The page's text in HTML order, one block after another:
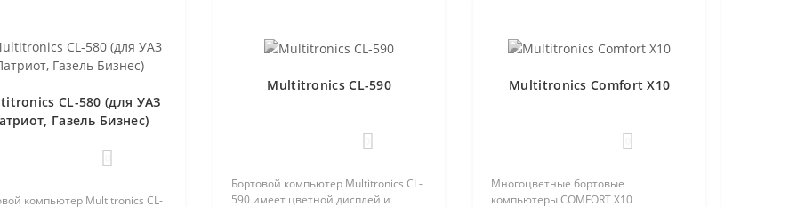
CL-580 (для УАЗ
Газель Бизнес)
компьютер Multitronics CL-
Multitronics CL-590
Бортовой компьютер Multitronics CL-
590 имеет цветной дисплей и
Multitronics Comfort X10
Многоцветные бортовые
компьютеры COMFORT Х10